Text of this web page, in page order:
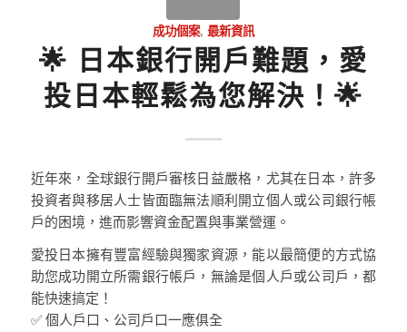
成功個案, 最新資訊
🌟 日本銀行開戶難題，愛
投日本輕鬆為您解決！🌟
近年來，全球銀行開戶審核日益嚴格，尤其在日本，許多
投資者與移居人士皆面臨無法順利開立個人或公司銀行帳
戶的困境，進而影響資金配置與事業營運。
愛投日本擁有豐富經驗與獨家資源，能以最簡便的方式協
助您成功開立所需銀行帳戶，無論是個人戶或公司戶，都
能快速搞定！
✅ 個人戶口、公司戶口一應俱全